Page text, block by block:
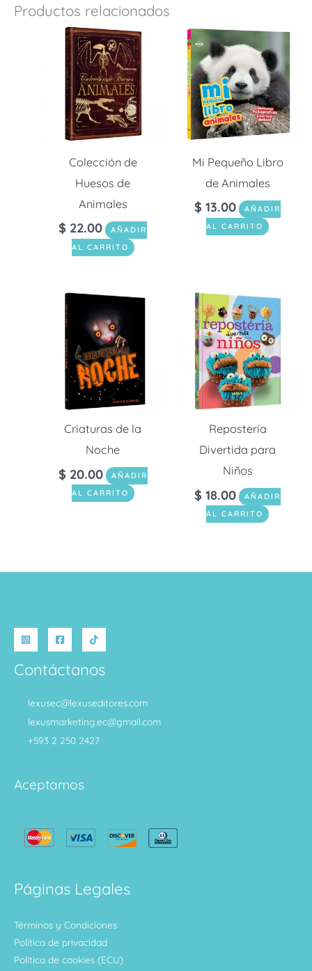
Productos relacionados
Colección de
Huesos de
Animales
$ 22.00
AÑADIR
AL CARRITO
Mi Pequeño Libro
de Animales
$ 13.00
AÑADIR
AL CARRITO
Criaturas de la
Noche
$ 20.00
AÑADIR
AL CARRITO
Repostería
Divertida para
Niños
$ 18.00
AÑADIR
AL CARRITO
Contáctanos
lexusec@lexuseditores.com
lexusmarketing.ec@gmail.com
+593 2 250 2427
Aceptamos
Páginas Legales
Términos y Condiciones
Política de privacidad
Política de cookies (ECU)